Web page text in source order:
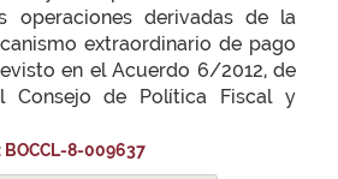
operaciones derivadas de la
extraordinario de pago
en el Acuerdo 6/2012, de
Consejo de Política Fiscal y
BOCCL-8-009637